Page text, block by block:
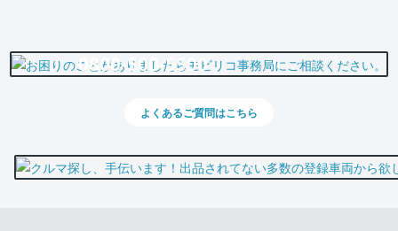
0800-500-5500
よくあるご質問はこちら